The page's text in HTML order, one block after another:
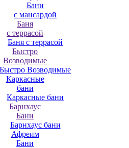
Бани
с мансардой
Баня
с террасой
Баня с террасой
Быстро
Возводимые
Быстро Возводимые
Каркасные
бани
Каркасные бани
Барнхаус
Бани
Барнхаус бани
Афреим
Бани